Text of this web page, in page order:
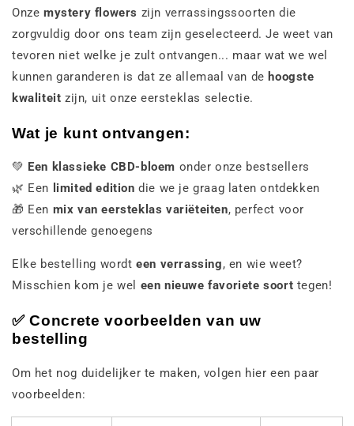
Onze mystery flowers zijn verrassingssoorten die
zorgvuldig door ons team zijn geselecteerd. Je weet van
tevoren niet welke je zult ontvangen... maar wat we wel
kunnen garanderen is dat ze allemaal van de hoogste
kwaliteit zijn, uit onze eersteklas selectie.
Wat je kunt ontvangen:
💚 Een klassieke CBD-bloem onder onze bestsellers
🌿 Een
limited edition die we je graag laten ontdekken
🎁 Een mix van eersteklas variëteiten, perfect voor
verschillende genoegens
Elke bestelling wordteen verrassing, en wie weet?
Misschien kom je wel een nieuwe favoriete soort tegen!
✅Concrete voorbeelden van uw
bestelling
Om het nog duidelijker te maken, volgen hier een paar
voorbeelden: